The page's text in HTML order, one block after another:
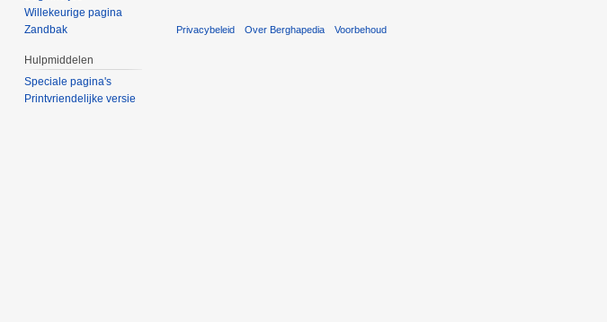
Willekeurige pagina
Zandbak
Hulpmiddelen
Speciale pagina's
Printvriendelijke versie
Privacybeleid Over Berghapedia Voorbehoud